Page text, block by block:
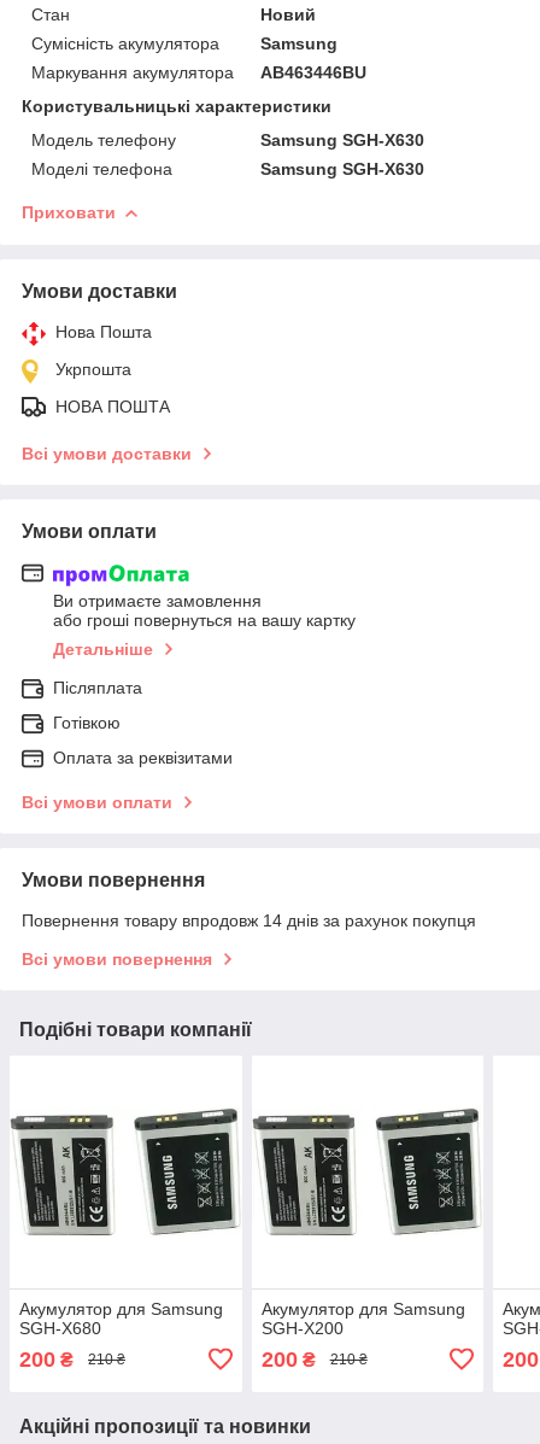
Стан
Новий
Сумісність акумулятора
Samsung
Маркування акумулятора
AB463446BU
Користувальницькі характеристики
Модель телефону
Samsung SGH-X630
Моделі телефона
Samsung SGH-X630
Приховати
Умови доставки
Нова Пошта
Укрпошта
НОВА ПОШТА
Всі умови доставки
Умови оплати
Ви отримаєте замовлення
або гроші повернуться на вашу картку
Детальніше
Післяплата
Готівкою
Оплата за реквізитами
Всі умови оплати
Умови повернення
Повернення товару впродовж 14 днів за рахунок покупця
Всі умови повернення
Подібні товари компанії
Акумулятор для Samsung
SGH-X680
200 ₴ 210 ₴
Акумулятор для Samsung
SGH-X200
200₴ 210 ₴ 200
Акційні пропозиції та новинки